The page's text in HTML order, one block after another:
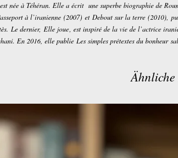
née à Téhéran. Elle a écrit une superbe biographie de
à l’iranienne (2007) et Debout sur la terre (2010),
Le dernier, Elle joue, est inspiré de la vie de l’actrice
En 2016, elle publie Les simples prétextes du bonheur